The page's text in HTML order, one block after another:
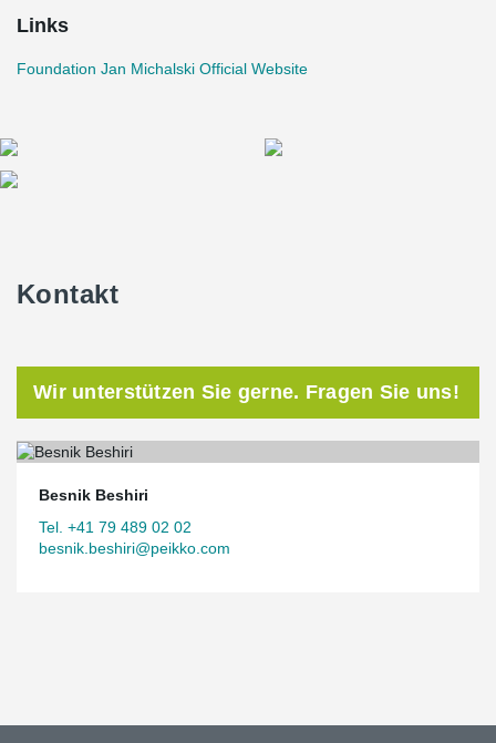
Links
Foundation Jan Michalski Official Website
Kontakt
Wir unterstützen Sie gerne. Fragen Sie uns!
Besnik Beshiri
Tel. +41 79 489 02 02
besnik.beshiri@peikko.com